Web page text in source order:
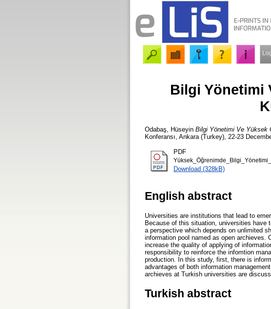
Bilgi Yönetimi
Odabaş, Hüseyin Bilgi Yönetimi Ve Yüksek
Konferansı, Ankara (Turkey), 22-23
PDF
Download (328kB)
English abstract
Universities are institutions that lead to
Because of this situation, universities have
a perspective which depends on unlimited
information pool named as open archieves.
increase the quality of applying of
responsibility to reinforce the infomtion
production. In this study, first, there is
advantages of both information
archieves at Turkish universities are
Turkish abstract